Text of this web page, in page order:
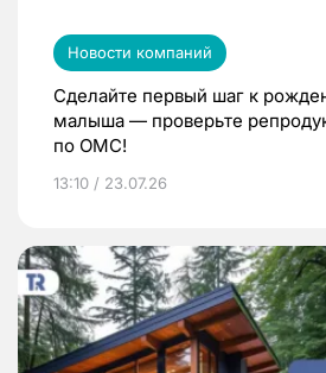
Новости компаний
Сделайте первый шаг к
малыша — проверьте
по ОМС!
13:10 / 23.07.26